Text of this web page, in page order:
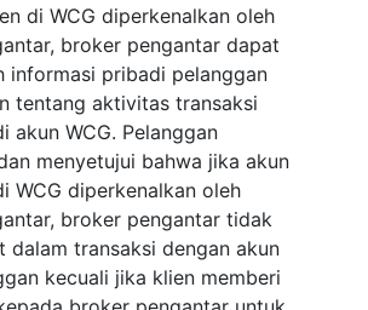
di WCG diperkenalkan oleh
broker pengantar dapat
informasi pribadi pelanggan
tentang aktivitas transaksi
akun WCG. Pelanggan
menyetujui bahwa jika akun
WCG diperkenalkan oleh
broker pengantar tidak
dalam transaksi dengan akun
kecuali jika klien memberi